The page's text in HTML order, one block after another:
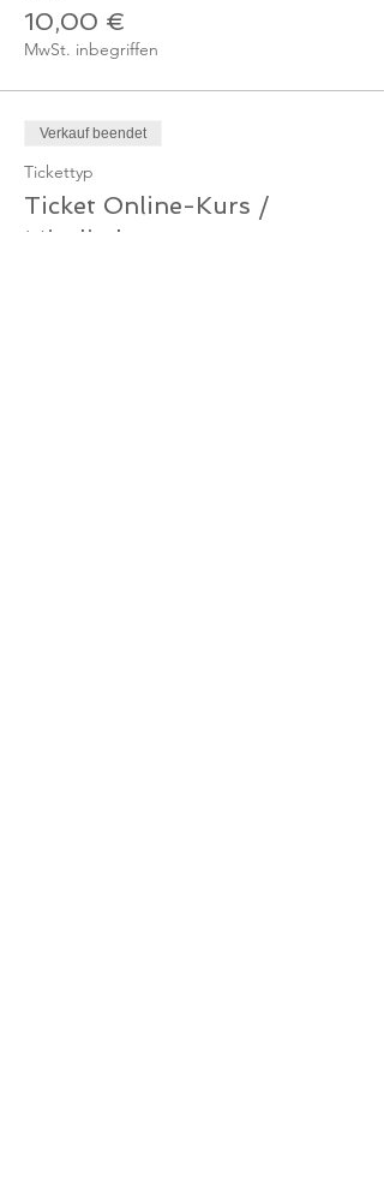
10,00 €
MwSt. inbegriffen
Verkauf beendet
Tickettyp
Ticket Online-Kurs /
Mitglied